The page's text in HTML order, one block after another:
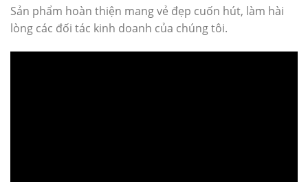
Sản phẩm hoàn thiện mang vẻ đẹp cuốn hút, làm hài
lòng các đối tác kinh doanh của chúng tôi.